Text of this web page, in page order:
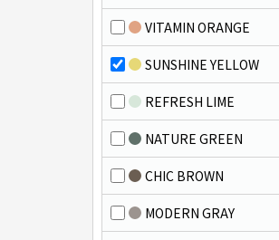
VITAMIN ORANGE
SUNSHINE YELLOW
REFRESH LIME
NATURE GREEN
CHIC BROWN
MODERN GRAY